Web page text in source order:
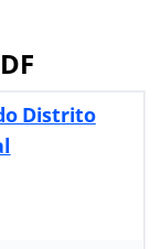
Distrito